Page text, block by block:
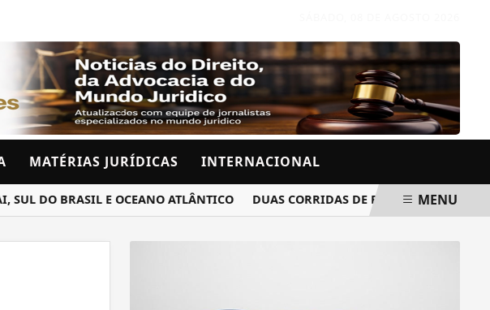
MATÉRIAS JURÍDICAS INTERNACIONAL
BRASIL E OCEANO ATLÂNTICO DUAS CORRIDAS DE RUA ALTERAM OMENU